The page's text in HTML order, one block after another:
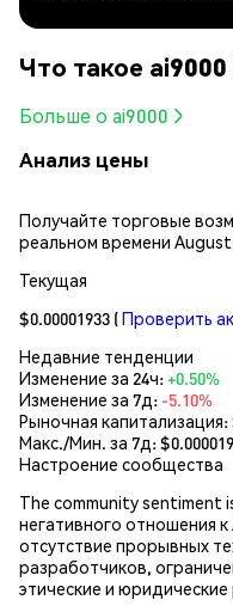
Что такое
Больше о ai9000
Анализ цены
Получайте торговые
реальном времени August
Текущая
$0.00001933 (Проверить
Недавние тенденции
Изменение за 24ч:+0.50%
Изменение за 7д: -5.10%
Рыночная капитализация:
Макс./Мин. за 7д: $
Настроение сообщества
The community
негативного отношения
отсутствие прорывных
разработчиков,
этические и юридические